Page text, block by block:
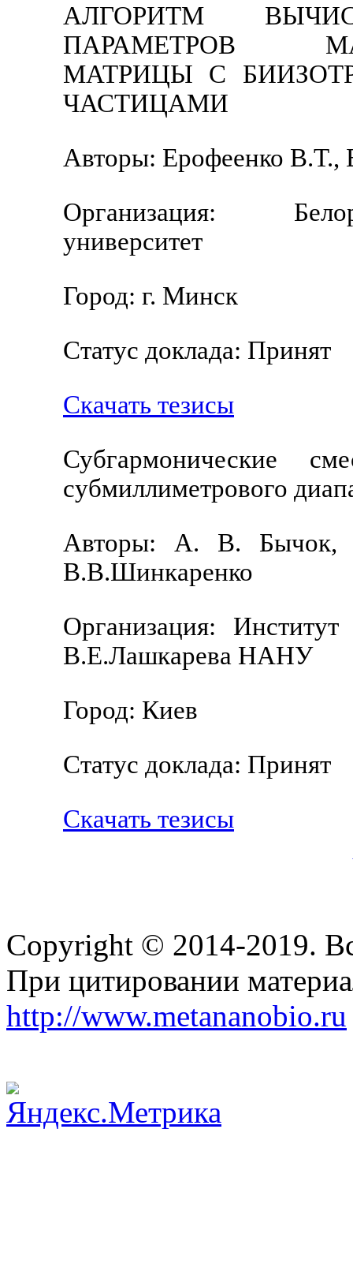
АЛГОРИТМ
ПАРАМЕТРОВ
МАТРИЦЫ С
ЧАСТИЦАМИ
Авторы: Ерофеенко В.Т.,
Организация:
университет
Город: г. Минск
Статус доклада: Принят
Скачать тезисы
Субгармонические
субмиллиметрового
Авторы: А. В. Бычок,
В.В.Шинкаренко
Организация:
В.Е.Лашкарева НАНУ
Город: Киев
Статус доклада: Принят
Скачать тезисы
Copyright © 2014-2019.
При цитировании
http://www.metananobio.ru